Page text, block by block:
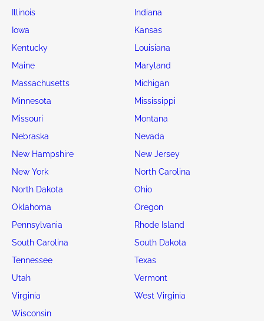
Illinois
Indiana
Iowa
Kansas
Kentucky
Louisiana
Maine
Maryland
Massachusetts
Michigan
Minnesota
Mississippi
Missouri
Montana
Nebraska
Nevada
New Hampshire
New Jersey
New York
North Carolina
North Dakota
Ohio
Oklahoma
Oregon
Pennsylvania
Rhode Island
South Carolina
South Dakota
Tennessee
Texas
Utah
Vermont
Virginia
West Virginia
Wisconsin